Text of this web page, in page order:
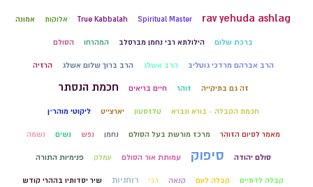
rav yehuda ashlag
Spiritual Master
True Kabbalah אלוקות אמונה
ברכת שלום הילולתא רבי נחמן מברסלב המהרחו הסולם
הרב אברהם מרדכי גוטליב הרב אשלג הרב ברוך שלום אשלג הרזיה
זה גם בתיקייה זוהר חיים בריאים חכמת הנסתר
חכמת הקבלה - בורא ונברא טלזסטון יארצייט ליקוטי מוהר״ן
מאמר לסיום הזוהר מרכז מורשת בעל הסולם נחמן נפש נשים נשמה
סולם יהודה סיפוק עמותת אור הסולם עמלק פנימיות התורה
קבלה לדתיים קבלה לעם קנאה רבי רוחניות שיר יסדותיו בההרי קודש